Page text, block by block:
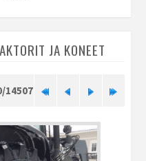
JA KONEET
14507